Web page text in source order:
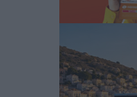
Στη διαδικασία
Δήμος Ρόδου για
παραλιών
Τοπικές Ειδήσεις•